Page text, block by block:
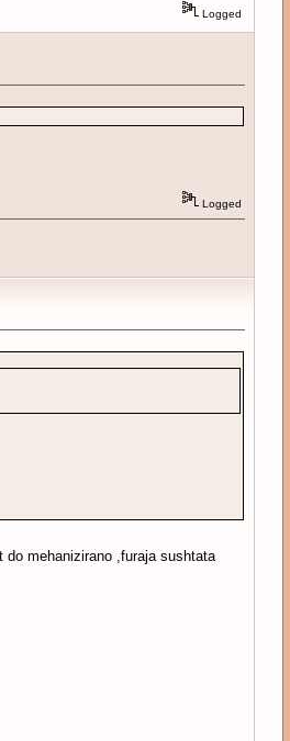
Logged
Logged
mehanizirano ,furaja sushtata